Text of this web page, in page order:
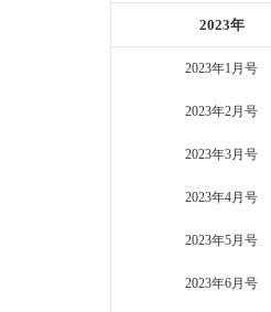
2023年
2023年1月号
2023年2月号
2023年3月号
2023年4月号
2023年5月号
2023年6月号